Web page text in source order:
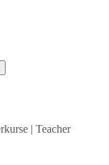
| Teacher